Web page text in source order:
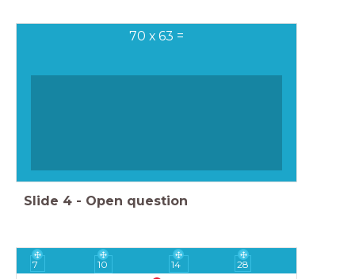
70 x 63 =
Slide 4 - Open question
7 10 14 28